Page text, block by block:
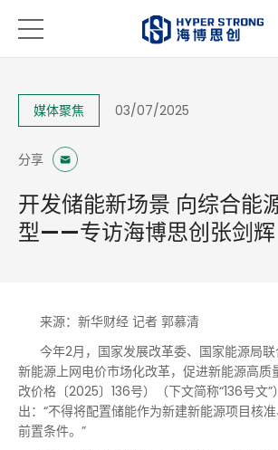
媒体聚焦 03/07/2025
分享
开发储能新场景 向综合能
型——专访海博思创张剑辉
来源：新华财经 记者 郭慕清
今年2月，国家发展改革委、国家能源局联
新能源上网电价市场化改革，促进新能源高质
改价格〔2025〕136号）（下文简称“136号文
出：“不得将配置储能作为新建新能源项目核
前置条件。”